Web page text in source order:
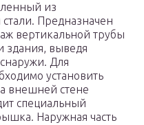
из
Предназначен
вертикальной трубы
здания, выведя
Для
установить
внешней стене
специальный
Наружная часть